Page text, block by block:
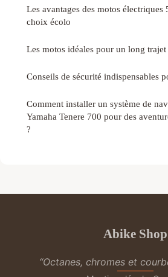
Les avantages des motos électriques
choix écolo
Les motos idéales pour un long
Conseils de sécurité indispensables
Comment installer un système de
Yamaha Tenere 700 pour des
?
Abike Shop
“Octanes, chromes et